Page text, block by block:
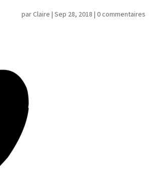
parClaire | Sep 28, 2018 | 0 commentaires